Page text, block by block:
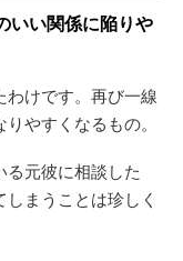
いい関係に陥りや
けです。再び一線
やすくなるもの。
元彼に相談した
まうことは珍しく